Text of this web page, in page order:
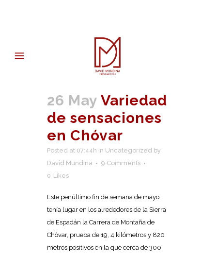
26 May Variedad
de sensaciones
en Chóvar
Posted at 07:44h in Uncategorized by
David Mundina
9 Comments
0 Likes
Este penúltimo fin de semana de mayo
tenía lugar en los alrededores de la Sierra
de Espadán la Carrera de Montaña de
Chóvar, prueba de 19, 4 kilómetros y 820
metros positivos en la que cerca de 300